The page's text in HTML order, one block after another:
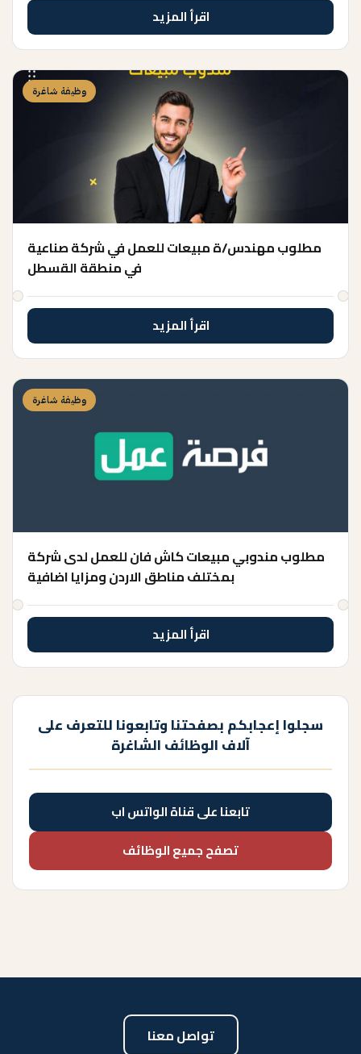
اقرأ المزيد
وظيفة شاغرة
مطلوب مهندس/ة مبيعات للعمل في شركة صناعية
في منطقة القسطل
اقرأ المزيد
وظيفة شاغرة
مطلوب مندوبي مبيعات كاش فان للعمل لدى شركة
بمختلف مناطق الاردن ومزايا اضافية
اقرأ المزيد
سجلوا إعجابكم بصفحتنا وتابعونا للتعرف على
آلاف الوظائف الشاغرة
تابعنا على قناة الواتس اب
تصفح جميع الوظائف
تواصل معنا